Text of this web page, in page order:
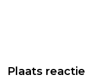
PALMEN
Plaats reactie